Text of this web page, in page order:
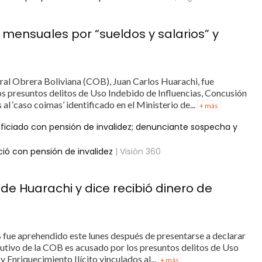
por “sueldos y salarios” y
Obrera Boliviana (COB), Juan Carlos Huarachi, fue
presuntos delitos de Uso Indebido de Influencias, Concusión
‘caso coimas’ identificado en el Ministerio de...
+ más
con pensión de invalidez; denunciante sospecha y
con pensión de invalidez | Visión 360
Huarachi y dice recibió dinero de
aprehendido este lunes después de presentarse a declarar
de la COB es acusado por los presuntos delitos de Uso
Enriquecimiento Ilícito vinculados al... + más